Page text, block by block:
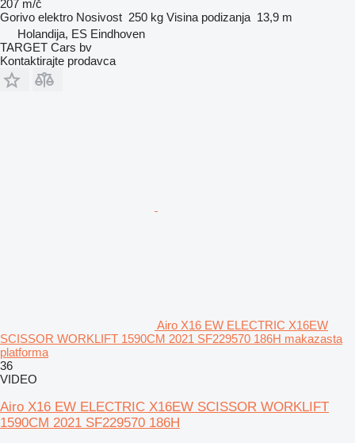
207 m/č
Gorivo elektro Nosivost 250 kg Visina podizanja 13,9 m
Holandija, ES Eindhoven
TARGET Cars bv
Kontaktirajte prodavca
Airo X16 EW ELECTRIC X16EW
SCISSOR WORKLIFT 1590CM 2021 SF229570 186H makazasta
platforma
36
VIDEO
Airo X16 EW ELECTRIC X16EW SCISSOR WORKLIFT
1590CM 2021 SF229570 186H